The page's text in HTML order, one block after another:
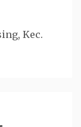
Kec.